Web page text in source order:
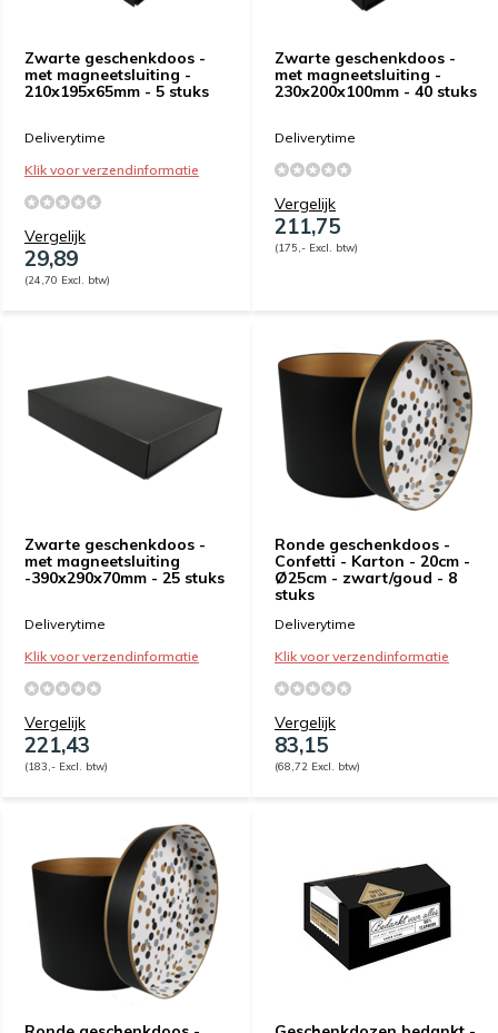
Zwarte geschenkdoos -
met magneetsluiting -
210x195x65mm - 5 stuks
Deliverytime
Klik voor verzendinformatie
Vergelijk
29,89
(24,70 Excl. btw)
Zwarte geschenkdoos -
met magneetsluiting -
230x200x100mm - 40 stuks
Deliverytime
Vergelijk
211,75
(175,- Excl. btw)
Zwarte geschenkdoos -
met magneetsluiting
-390x290x70mm - 25 stuks
Deliverytime
Klik voor verzendinformatie
Vergelijk
221,43
(183,- Excl. btw)
Ronde geschenkdoos -
Confetti - Karton - 20cm -
Ø25cm - zwart/goud - 8
stuks
Deliverytime
Klik voor verzendinformatie
Vergelijk
83,15
(68,72 Excl. btw)